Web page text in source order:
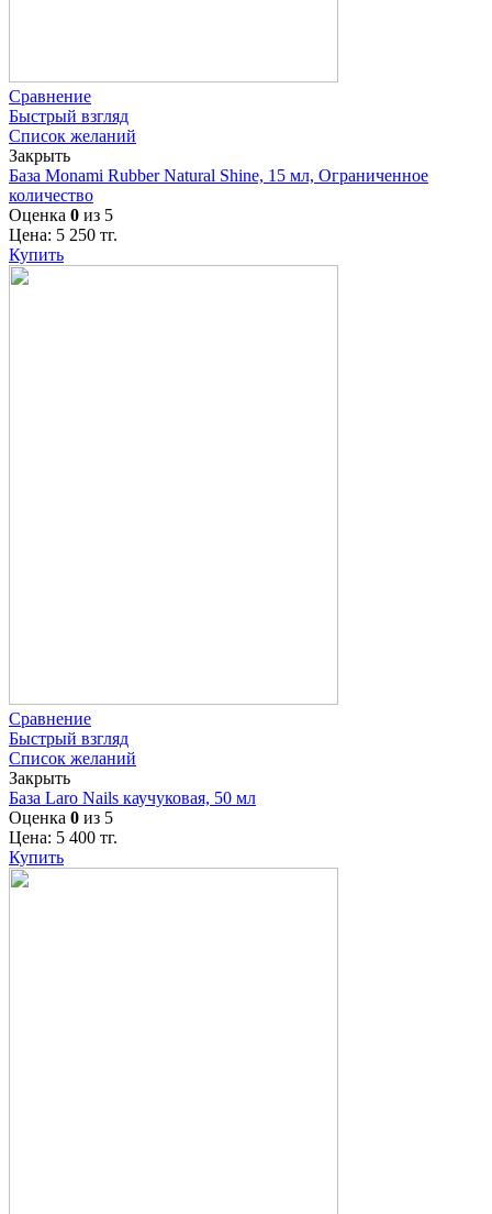
Сравнение
Быстрый взгляд
Список желаний
Закрыть
База Monami Rubber Natural Shine, 15 мл, Ограниченное
количество
Оценка 0 из 5
Цена: 5 250 тг.
Купить
Сравнение
Быстрый взгляд
Список желаний
Закрыть
База Laro Nails каучуковая, 50 мл
Оценка 0 из 5
Цена: 5 400 тг.
Купить